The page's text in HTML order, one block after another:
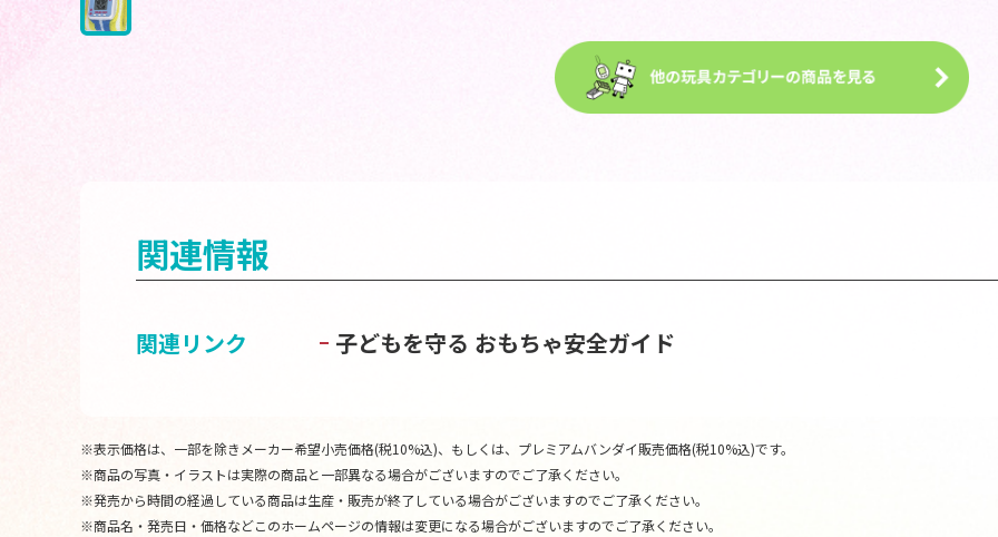
関連情報
関連リンク 子どもを守る おもちゃ安全ガイド
※表示価格は、一部を除きメーカー希望小売価格(税10%込)、もしくは、プレミアムバンダイ販売価格(税10%込)です。
※商品の写真・イラストは実際の商品と一部異なる場合がございますのでご了承ください。
※発売から時間の経過している商品は生産・販売が終了している場合がございますのでご了承ください。
※商品名・発売日・価格などこのホームページの情報は変更になる場合がございますのでご了承ください。